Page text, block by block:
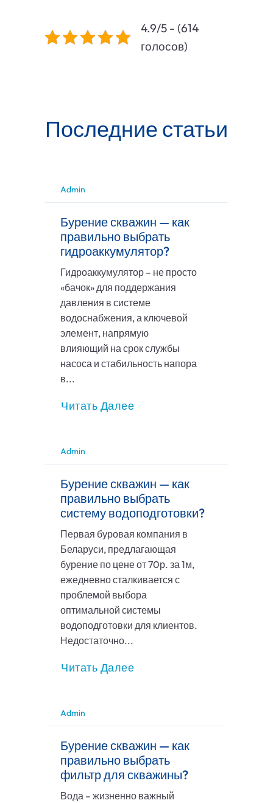
4.9/5 - (614
голосов)
Последние статьи
Admin
Бурение скважин — как
правильно выбрать
гидроаккумулятор?
Гидроаккумулятор – не просто
«бачок» для поддержания
давления в системе
водоснабжения, а ключевой
элемент, напрямую
влияющий на срок службы
насоса и стабильность напора
в...
Читать Далее
Admin
Бурение скважин — как
правильно выбрать
систему водоподготовки?
Первая буровая компания в
Беларуси, предлагающая
бурение по цене от 70р. за 1м,
ежедневно сталкивается с
проблемой выбора
оптимальной системы
водоподготовки для клиентов.
Недостаточно...
Читать Далее
Admin
Бурение скважин — как
правильно выбрать
фильтр для скважины?
Вода – жизненно важный